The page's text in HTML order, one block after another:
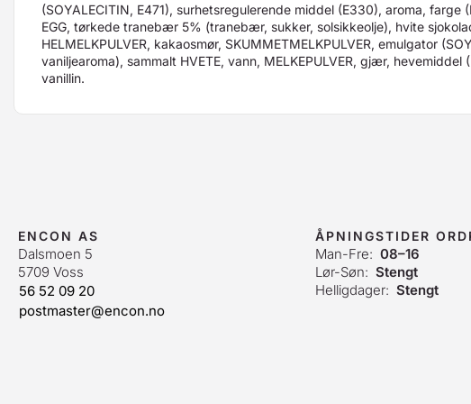
(SOYALECITIN, E471), surhetsregulerende middel (E330), aroma, farge
EGG, tørkede tranebær 5% (tranebær, sukker, solsikkeolje), hvite
HELMELKPULVER, kakaosmør, SKUMMETMELKPULVER, emulgator
vaniljearoma), sammalt HVETE, vann, MELKEPULVER, gjær, hevemiddel
vanillin.
ENCON AS
Dalsmoen 5
5709 Voss
56 52 09 20
postmaster@encon.no
ÅPNINGSTIDER
Man-Fre: 08–16
Lør-Søn: Stengt
Helligdager: Stengt